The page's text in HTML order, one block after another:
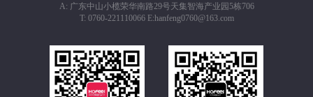
A: 广东中山小榄荣华南路29号天集智海产业园5栋706
T: 0760-221110066 E:hanfeng0760@163.com